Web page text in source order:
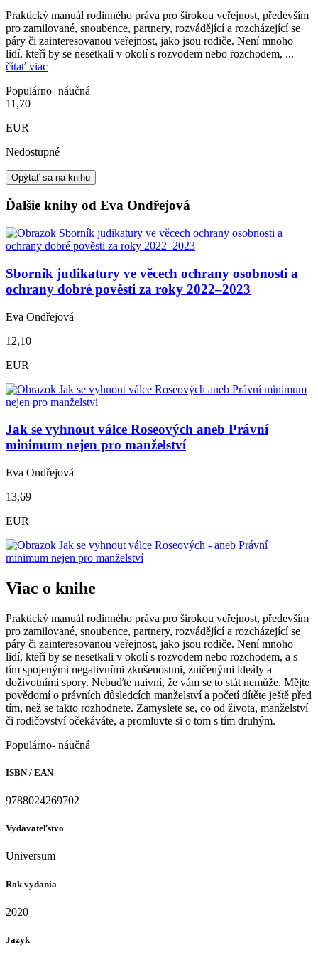
Praktický manuál rodinného práva pro širokou veřejnost, především
pro zamilované, snoubence, partnery, rozvádějící a rozcházející se
páry či zainteresovanou veřejnost, jako jsou rodiče. Není mnoho
lidí, kteří by se nesetkali v okolí s rozvodem nebo rozchodem, ...
čítať viac
Populárno- náučná
11,70
EUR
Nedostupné
Opýtať sa na knihu
Ďalšie knihy od Eva Ondřejová
Sborník judikatury ve věcech ochrany osobnosti a
ochrany dobré pověsti za roky 2022–2023
Eva Ondřejová
12,10
EUR
Jak se vyhnout válce Roseových aneb Právní
minimum nejen pro manželství
Eva Ondřejová
13,69
EUR
Viac o knihe
Praktický manuál rodinného práva pro širokou veřejnost, především
pro zamilované, snoubence, partnery, rozvádějící a rozcházející se
páry či zainteresovanou veřejnost, jako jsou rodiče. Není mnoho
lidí, kteří by se nesetkali v okolí s rozvodem nebo rozchodem, a s
tím spojenými negativními zkušenostmi, zničenými ideály a
doživotními spory. Nebuďte naivní, že vám se to stát nemůže. Mějte
povědomí o právních důsledcích manželství a početí dítěte ještě před
tím, než se takto rozhodnete. Zamyslete se, co od života, manželství
či rodičovství očekáváte, a promluvte si o tom s tím druhým.
Populárno- náučná
ISBN / EAN
9788024269702
Vydavateľstvo
Universum
Rok vydania
2020
Jazyk